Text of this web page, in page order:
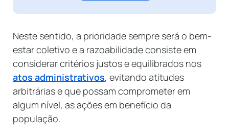
Neste sentido, a prioridade sempre será o bem-
estar coletivo e a razoabilidade consiste em
considerar critérios justos e equilibrados nos
atos administrativos, evitando atitudes
arbitrárias e que possam comprometer em
algum nível, as ações em benefício da
população.